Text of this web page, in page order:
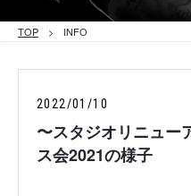
TOP > INFO
2022/01/10
〜スタジオリニュー
ス会2021の様子